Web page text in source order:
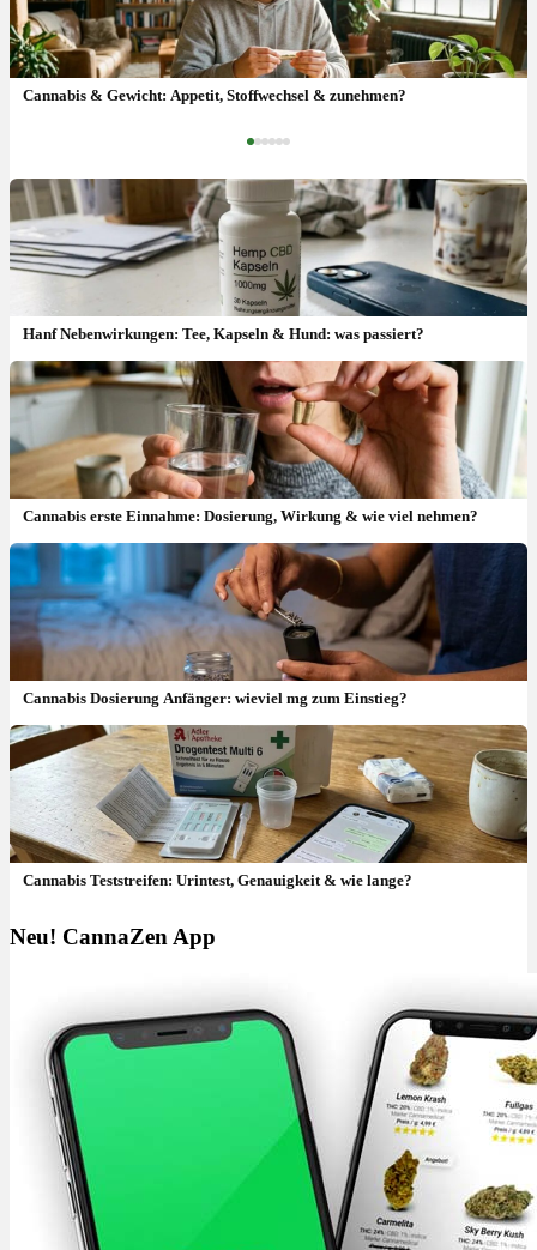
Cannabis & Gewicht: Appetit, Stoffwechsel & zunehmen?
Hanfsamen: Nährwerte, tägliche Dosis & gesundheitliche Wirkung
Hanf Nebenwirkungen: Tee, Kapseln & Hund: was passiert?
Cannabis erste Einnahme: Dosierung, Wirkung & wie viel nehmen?
Cannabis Dosierung Anfänger: wieviel mg zum Einstieg?
Cannabis Teststreifen: Urintest, Genauigkeit & wie lange?
Neu! CannaZen App